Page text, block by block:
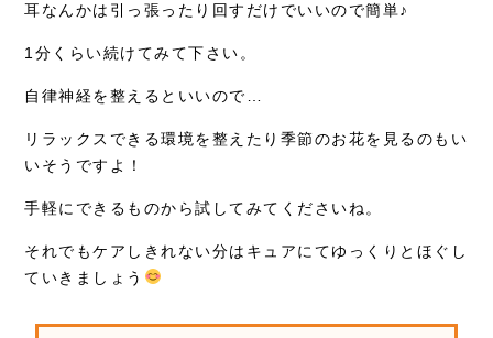
耳なんかは引っ張ったり回すだけでいいので簡単♪
1分くらい続けてみて下さい。
自律神経を整えるといいので…
リラックスできる環境を整えたり季節のお花を見るのもい
いそうですよ！
手軽にできるものから試してみてくださいね。
それでもケアしきれない分はキュアにてゆっくりとほぐし
ていきましょう